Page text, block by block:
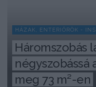
HÁZAK, ENTERIŐRÖK -
Háromszobás
négyszobássá
meg 73 m²-en